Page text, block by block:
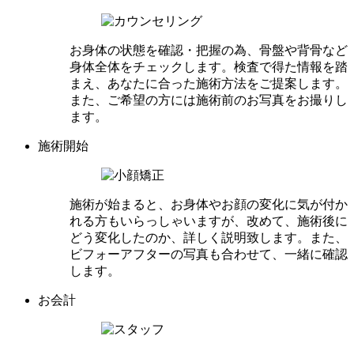
お身体の状態を確認・把握の為、骨盤や背骨など
身体全体をチェックします。検査で得た情報を踏
まえ、あなたに合った施術方法をご提案します。
また、ご希望の方には施術前のお写真をお撮りし
ます。
施術開始
施術が始まると、お身体やお顔の変化に気が付か
れる方もいらっしゃいますが、改めて、施術後に
どう変化したのか、詳しく説明致します。また、
ビフォーアフターの写真も合わせて、一緒に確認
します。
お会計